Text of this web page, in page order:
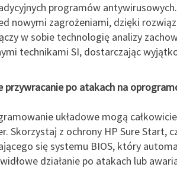
programów
nowymi zagrożeniami, dzięki
w sobie technologię analizy
technikami SI, dostarczając
przywracanie po atakach na
układowe mogą
Skorzystaj z ochrony HP Sure Start,
się systemu BIOS, który
działanie po atakach lub